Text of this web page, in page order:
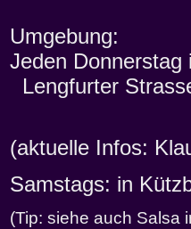
Umgebung:
Jeden Donnerstag
Lengfurter
(aktuelle Infos:
Samstags: in
(Tip: siehe auch Salsa